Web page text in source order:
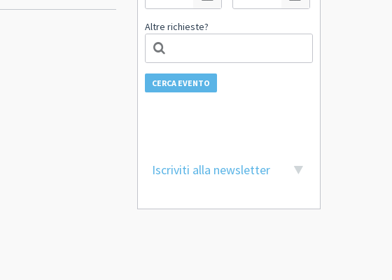
Altre richieste?
CERCA EVENTO
Iscriviti alla newsletter